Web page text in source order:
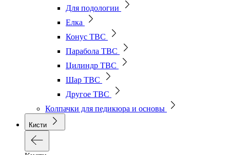
Для подологии
Елка
Конус ТВС
Парабола ТВС
Цилиндр ТВС
Шар ТВС
Другое ТВС
Колпачки для педикюра и основы
Кисти